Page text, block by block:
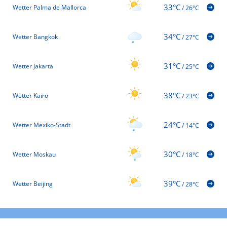
Wetter Palma de Mallorca 33°C/26°C
Wetter Bangkok 34°C/27°C
Wetter Jakarta 31°C/25°C
Wetter Kairo 38°C/23°C
Wetter Mexiko-Stadt 24°C/14°C
Wetter Moskau 30°C/18°C
Wetter Beijing 39°C/28°C